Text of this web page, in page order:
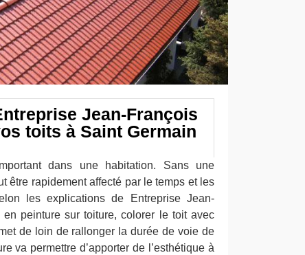
Jean-François
toits à Saint Germain
dans une habitation. Sans une
être rapidement affecté par le temps et les
les explications de Entreprise Jean-
en peinture sur toiture, colorer le toit avec
de loin de rallonger la durée de voie de
va permettre d’apporter de l’esthétique à